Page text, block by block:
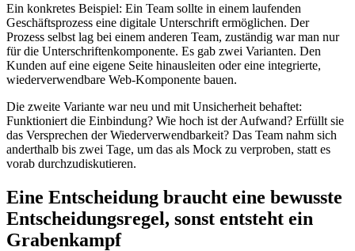
Ein konkretes Beispiel: Ein Team sollte in einem laufenden
Geschäftsprozess eine digitale Unterschrift ermöglichen. Der
Prozess selbst lag bei einem anderen Team, zuständig war man nur
für die Unterschriftenkomponente. Es gab zwei Varianten. Den
Kunden auf eine eigene Seite hinausleiten oder eine integrierte,
wiederverwendbare Web-Komponente bauen.
Die zweite Variante war neu und mit Unsicherheit behaftet:
Funktioniert die Einbindung? Wie hoch ist der Aufwand? Erfüllt sie
das Versprechen der Wiederverwendbarkeit? Das Team nahm sich
anderthalb bis zwei Tage, um das als Mock zu verproben, statt es
vorab durchzudiskutieren.
Eine Entscheidung braucht eine bewusste
Entscheidungsregel, sonst entsteht ein
Grabenkampf